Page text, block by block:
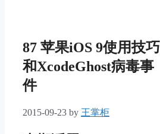
87 苹果iOS 9使用技巧
和XcodeGhost病毒事
件
2015-09-23 by 王掌柜